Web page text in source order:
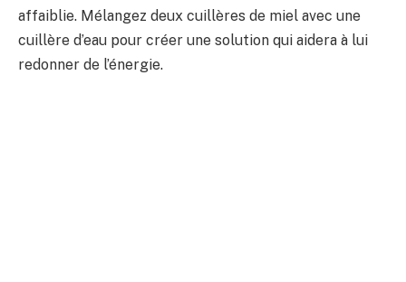
affaiblie. Mélangez deux cuillères de miel avec une
cuillère d’eau pour créer une solution qui aidera à lui
redonner de l’énergie.